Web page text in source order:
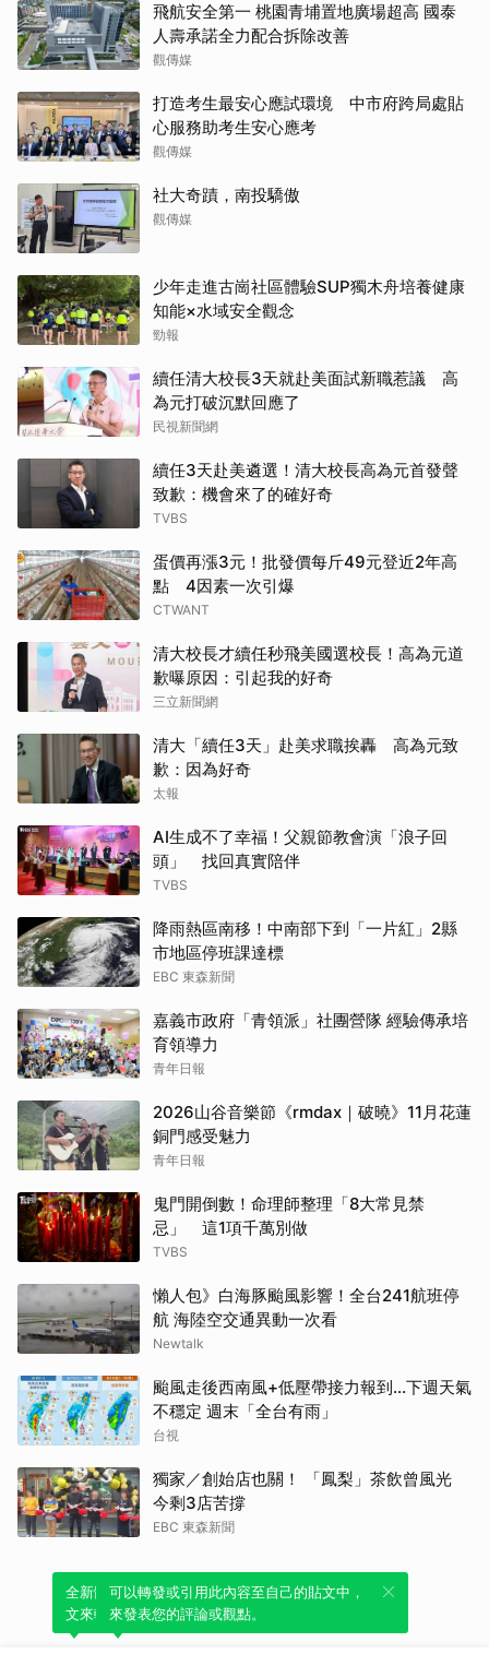
飛航安全第一 桃園青埔置地廣場超高 國泰
人壽承諾全力配合拆除改善
觀傳媒
打造考生最安心應試環境 中市府跨局處貼
心服務助考生安心應考
觀傳媒
社大奇蹟，南投驕傲
觀傳媒
少年走進古崗社區體驗SUP獨木舟培養健康
知能×水域安全觀念
勁報
續任清大校長3天就赴美面試新職惹議 高
為元打破沉默回應了
民視新聞網
續任3天赴美遴選！清大校長高為元首發聲
致歉：機會來了的確好奇
TVBS
蛋價再漲3元！批發價每斤49元登近2年高
點 4因素一次引爆
CTWANT
清大校長才續任秒飛美國選校長！高為元道
歉曝原因：引起我的好奇
三立新聞網
清大「續任3天」赴美求職挨轟 高為元致
歉：因為好奇
太報
AI生成不了幸福！父親節教會演「浪子回
頭」 找回真實陪伴
TVBS
降雨熱區南移！中南部下到「一片紅」2縣
市地區停班課達標
EBC 東森新聞
嘉義市政府「青領派」社團營隊 經驗傳承培
育領導力
青年日報
2026山谷音樂節《rmdax｜破曉》11月花蓮
銅門感受魅力
青年日報
鬼門開倒數！命理師整理「8大常見禁
忌」 這1項千萬別做
TVBS
懶人包》白海豚颱風影響！全台241航班停
航 海陸空交通異動一次看
Newtalk
颱風走後西南風+低壓帶接力報到...下週天氣
不穩定 週末「全台有雨」
台視
獨家／創始店也關！ 「鳳梨」茶飲曾風光
今剩3店苦撐
EBC 東森新聞
全新體驗！一鍵引用此內容，透過發布貼
文來輕鬆表達個人立場。
可以轉發或引用此內容至自己的貼文中，
來發表您的評論或觀點。